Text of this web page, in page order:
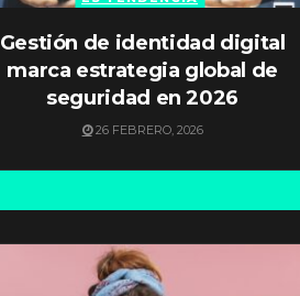
Gestión de identidad digital
marca estrategia global de
seguridad en 2026
26 FEBRERO, 2026